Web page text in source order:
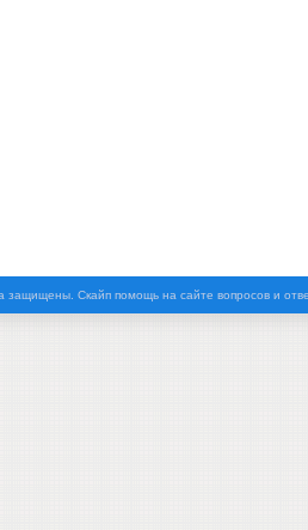
защищены. Скайп помощь на сайте вопросов и